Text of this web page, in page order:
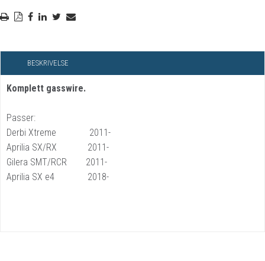
BESKRIVELSE
Komplett gasswire.
Passer:
Derbi Xtreme 2011-
Aprilia SX/RX 2011-
Gilera SMT/RCR 2011-
Aprilia SX e4 2018-